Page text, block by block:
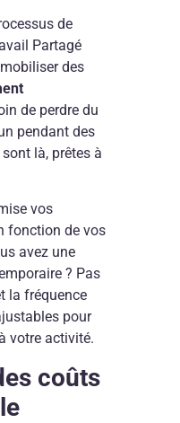
de
Partagé
des
de perdre du
pendant des
là, prêtes à
vos
fonction de vos
avez une
? Pas
la fréquence
pour
votre activité.
coûts